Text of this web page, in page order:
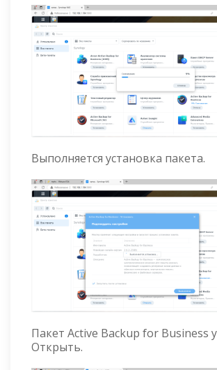
Выполняется установка пакета.
Пакет Active Backup for Business
Открыть.